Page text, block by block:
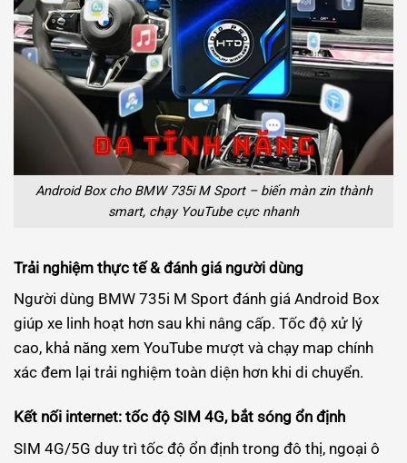
Android Box cho BMW 735i M Sport – biến màn zin thành
smart, chạy YouTube cực nhanh
Trải nghiệm thực tế & đánh giá người dùng
Người dùng BMW 735i M Sport đánh giá Android Box
giúp xe linh hoạt hơn sau khi nâng cấp. Tốc độ xử lý
cao, khả năng xem YouTube mượt và chạy map chính
xác đem lại trải nghiệm toàn diện hơn khi di chuyển.
Kết nối internet: tốc độ SIM 4G, bắt sóng ổn định
SIM 4G/5G duy trì tốc độ ổn định trong đô thị, ngoại ô